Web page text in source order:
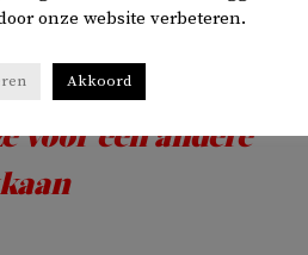
het huis in brand staat, maar op
plek weer kennen.
voor een andere
onze website verbeteren.
Akkoord